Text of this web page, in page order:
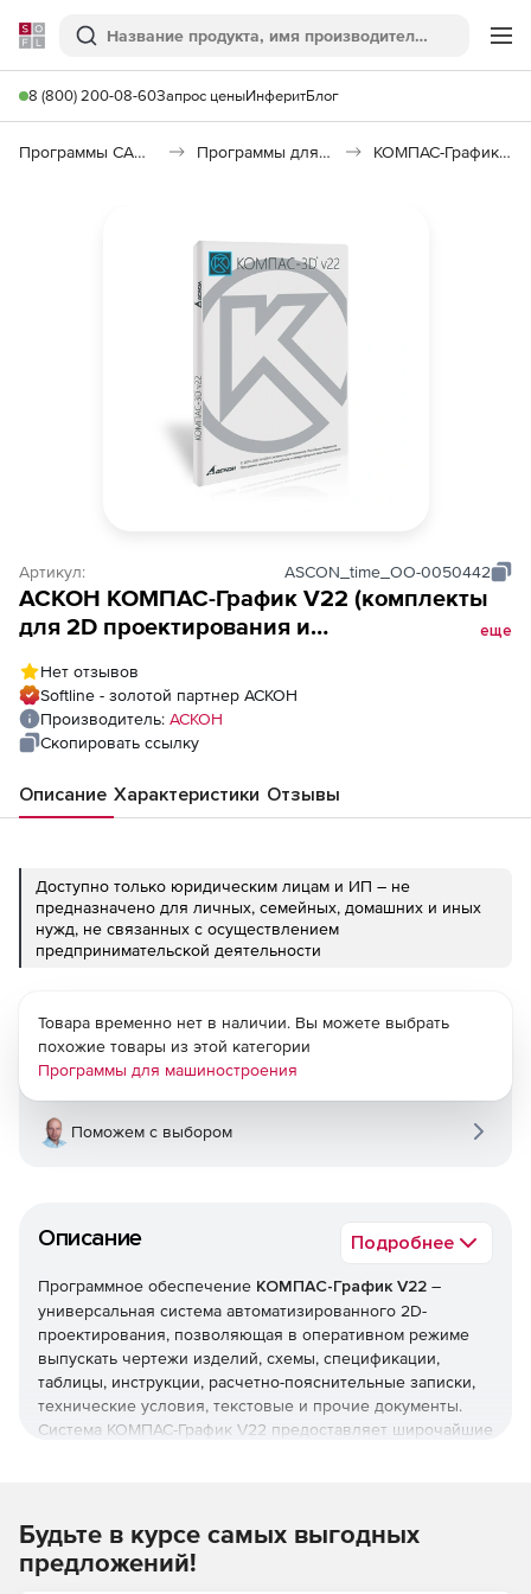
Softline
Поиск
8 (800) 200-08-60Запрос ценыИнферитБлог
Программы САПР и ГИС Программы для машиностроения КОМПАС-График V25
Артикул: ASCON_time_ОО-0050442
АСКОН КОМПАС-График V22 (комплекты
для 2D проектирования и
Комплект Строительное черчение 2D
(лицензия на 1 квартал)
еще
Нет отзывов
Softline - золотой партнер АСКОН
Производитель: АСКОН
Скопировать ссылку
Описание Характеристики Отзывы
Доступно только юридическим лицам и ИП – не
предназначено для личных, семейных, домашних и иных
нужд, не связанных с осуществлением
предпринимательской деятельности
Описание Подробнее
Программное обеспечение КОМПАС-График V22 –
универсальная система автоматизированного 2D-
проектирования, позволяющая в оперативном режиме
выпускать чертежи изделий, схемы, спецификации,
таблицы, инструкции, расчетно-пояснительные записки,
технические условия, текстовые и прочие документы.
Система КОМПАС-График V22 предоставляет широчайшие
составлении различных планов и схем.
Товара временно нет в наличии. Вы можете выбрать
похожие товары из этой категории
Программы для машиностроения
Поможем с выбором
Будьте в курсе самых выгодных
предложений!